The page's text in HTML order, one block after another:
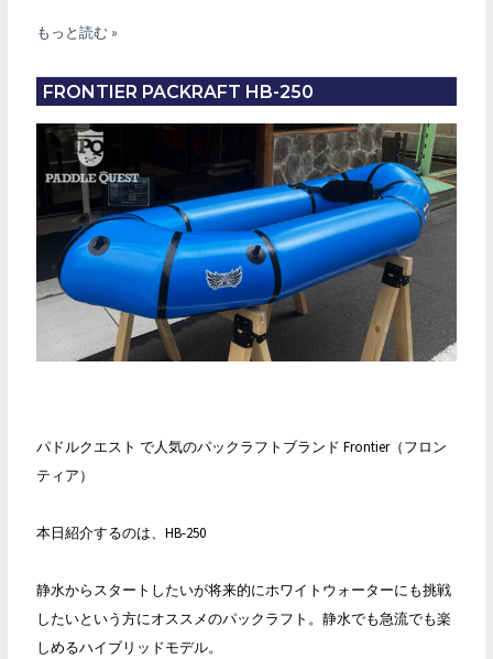
Marsyas
2023
荷！
もっと読む »
FRONTIER PACKRAFT HB-250
パドルクエスト で人気のパックラフトブランド Frontier（フロン
ティア）
本日紹介するのは、HB-250
静水からスタートしたいが将来的にホワイトウォーターにも挑戦
したいという方にオススメのパックラフト。静水でも急流でも楽
しめるハイブリッドモデル。